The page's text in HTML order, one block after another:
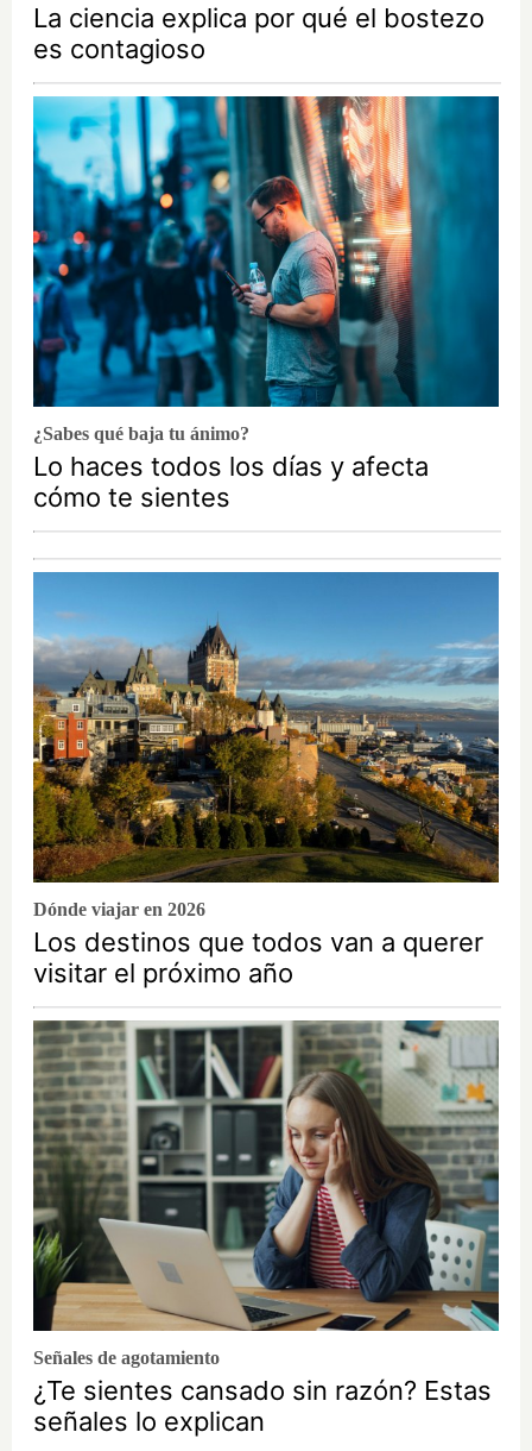
La ciencia explica por qué el bostezo
es contagioso
¿Sabes qué baja tu ánimo?
Lo haces todos los días y afecta
cómo te sientes
Dónde viajar en 2026
Los destinos que todos van a querer
visitar el próximo año
Señales de agotamiento
¿Te sientes cansado sin razón? Estas
señales lo explican